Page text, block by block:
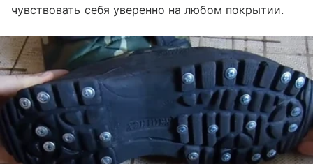
чувствовать себя уверенно на любом покрытии.